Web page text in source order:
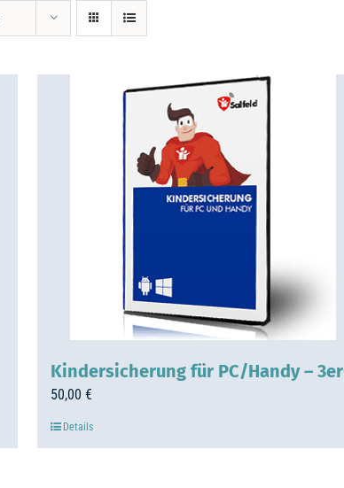
Kindersicherung für PC/Handy – 3er
50,00 €
Details